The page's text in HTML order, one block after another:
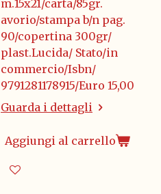
m.15x21/carta/85gr.
avorio/stampa b/n pag.
90/copertina 300gr/
plast.Lucida/ Stato/in
commercio/Isbn/
9791281178915/Euro 15,00
Guarda i dettagli
Aggiungi al carrello